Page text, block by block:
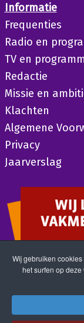
Informatie
Frequenties
Radio en
TV en
Redactie
Missie en
Klachten
Algemene
Privacy
Jaarverslag
Wij gebruiken
het surfen op